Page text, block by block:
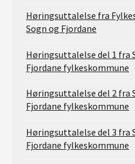
Høringsuttalelse fra
Sogn og Fjordane
Høringsuttalelse del 1 fra
Fjordane fylkeskommune
Høringsuttalelse del 2 fra
Fjordane fylkeskommune
Høringsuttalelse del 3 fra
Fjordane fylkeskommune